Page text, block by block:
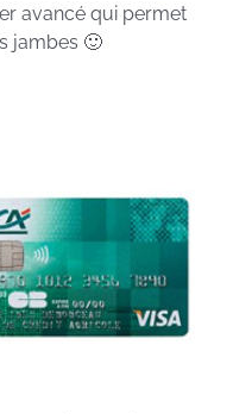
avancé qui permet
jambes 🙂